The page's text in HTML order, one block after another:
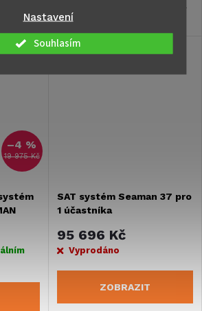
Nastavení
Souhlasím
V2.
flexibilní použití a lze ji
postavit kdekoliv.
19 975 Kč
–4 %
SAT systém Seaman 37 pro
1 účastníka
95 696 Kč
Vyprodáno
ZOBRAZIT